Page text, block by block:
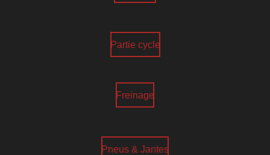
Partie cycle
Freinage
Pneus & Jantes